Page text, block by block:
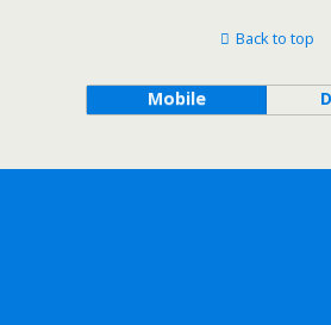
Back to top
Mobile